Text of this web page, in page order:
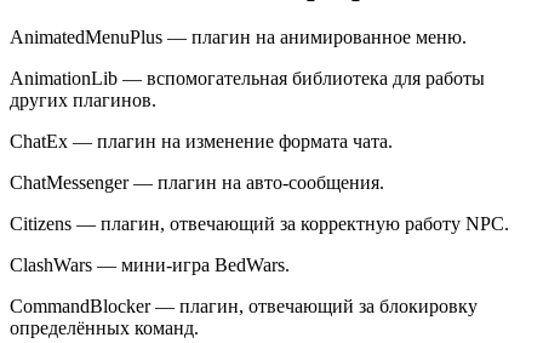
AnimatedMenuPlus — плагин на анимированное меню.
AnimationLib — вспомогательная библиотека для работы
других плагинов.
ChatEx — плагин на изменение формата чата.
ChatMessenger — плагин на авто-сообщения.
Citizens — плагин, отвечающий за корректную работу NPC.
ClashWars — мини-игра BedWars.
CommandBlocker — плагин, отвечающий за блокировку
определённых команд.